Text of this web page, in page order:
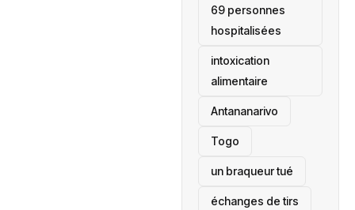
69 personnes
hospitalisées
intoxication
alimentaire
Antananarivo
‎Togo
un braqueur tué
échanges de tirs